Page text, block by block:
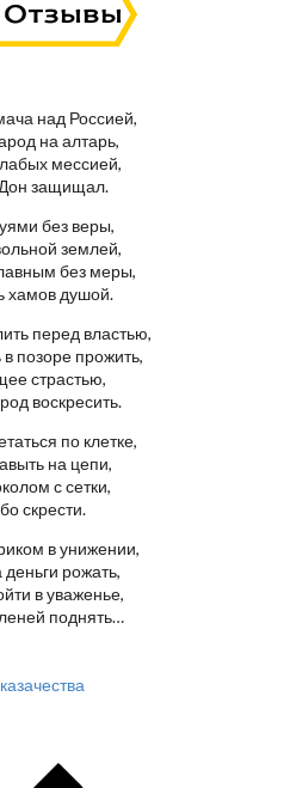
над Россией,
на алтарь,
мессией,
Дон защищал.
без веры,
землей,
без меры,
хамов душой.
перед властью,
позоре прожить,
страстью,
воскресить.
по клетке,
на цепи,
с сетки,
скрести.
в унижении,
рожать,
в уваженье,
поднять…